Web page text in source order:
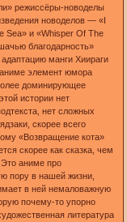
режиссёры-новоделы
новоделов — «I
Sea» и «Whisper Of The
благодарность»
манги Хиираги
элемент юмора
доминирующее
истории нет
нет сложных
скорее всего
«Возвращение кота»
скорее как сказка, чем
аниме про
пору в нашей жизни,
в ней немаловажную
почему-то упорно
литература